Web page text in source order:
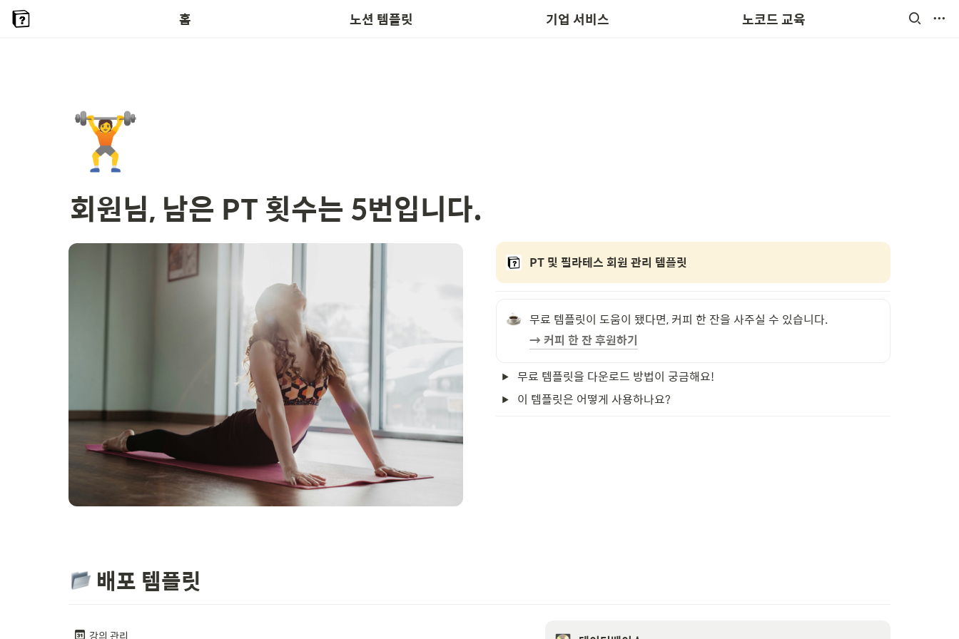
홈 노션 템플릿 기업 서비스 노코드 교육
📬 템플릿 요청 노션박스 인수
🏋️
회원님, 남은 PT 횟수는 5번입니다.
PT 및 필라테스 회원 관리 템플릿
무료 템플릿이 도움이 됐다면, 커피 한 잔을 사주실 수 있습니다.
→ 커피 한 잔 후원하기
무료 템플릿을 다운로드 방법이 궁금해요!
이 템플릿은 어떻게 사용하나요?
배포 템플릿
강의 관리